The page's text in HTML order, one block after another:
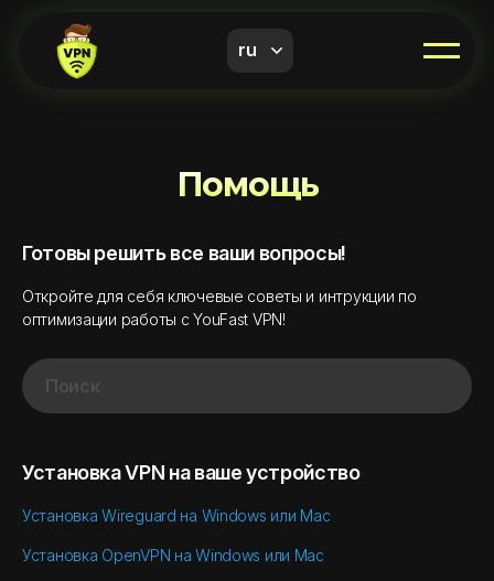
ru
Помощь
Готовы решить все ваши вопросы!
Откройте для себя ключевые советы и интрукции по
оптимизации работы с YouFast VPN!
Установка VPN на ваше устройство
Установка Wireguard на Windows или Mac
Установка OpenVPN на Windows или Mac